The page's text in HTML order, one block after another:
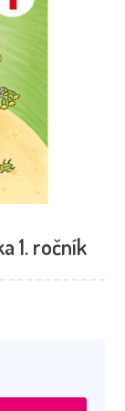
1. ročník